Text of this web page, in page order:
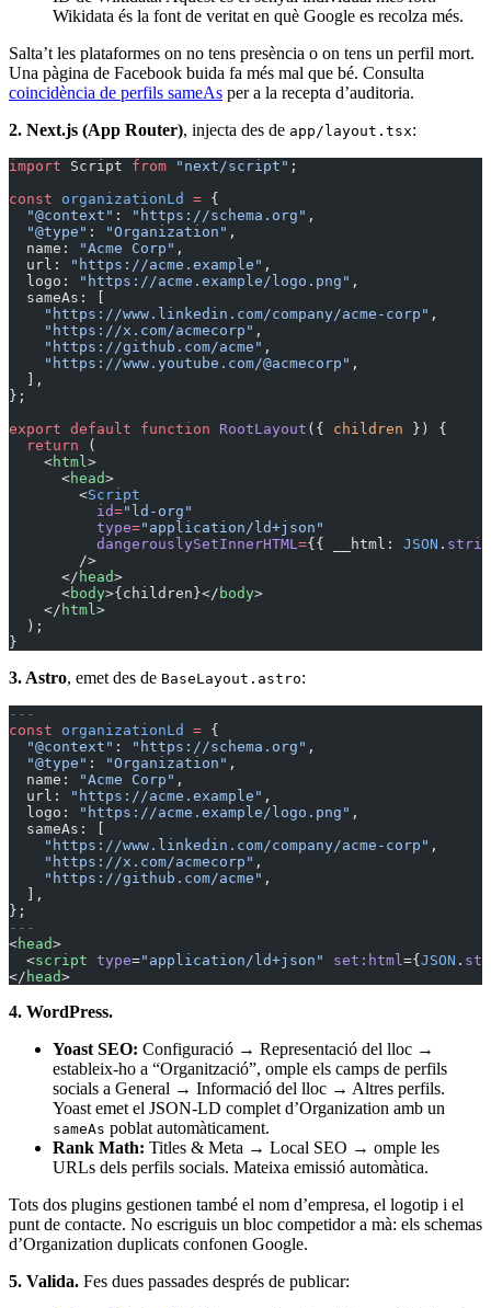
Wikidata és la font de veritat en què Google es recolza més.
Salta’t les plataformes on no tens presència o on tens un perfil mort.
Una pàgina de Facebook buida fa més mal que bé. Consulta
coincidència de perfils sameAs per a la recepta d’auditoria.
2. Next.js (App Router), injecta des de app/layout.tsx:
import Script from "next/script" ;
const organizationLd = {
  "@context"
: "https://schema.org" ,
  "@type"
: "Organization" ,
  name:
"Acme Corp" ,
  url:
"https://acme.example" ,
  logo:
"https://acme.example/logo.png" ,
  sameAs: [
    "https://www.linkedin.com/company/acme-corp"
,
    "https://x.com/acmecorp"
,
    "https://github.com/acme"
,
    "https://www.youtube.com/@acmecorp"
,
  ],
};
export default function RootLayout ({ children }) {
  return
(
    <
html>
      <
head>
        <
Script
          id
="ld-org"
          type
="application/ld+json"
          dangerouslySetInnerHTML
={{ __html: JSON .
        />
      </
head>
      <
body>{children}</ body>
    </
html>
  );
}
3. Astro, emet des de BaseLayout.astro:
---
const organizationLd = {
  "@context"
: "https://schema.org" ,
  "@type"
: "Organization" ,
  name:
"Acme Corp" ,
  url:
"https://acme.example" ,
  logo:
"https://acme.example/logo.png" ,
  sameAs: [
    "https://www.linkedin.com/company/acme-corp"
,
    "https://x.com/acmecorp"
,
    "https://github.com/acme"
,
  ],
};
---
<head>
  <
script type="application/ld+json" set:html={ JSON .
</ head>
4. WordPress.
Yoast SEO: Configuració → Representació del lloc →
estableix-ho a “Organització”, omple els camps de perfils
socials a General → Informació del lloc → Altres perfils.
Yoast emet el JSON-LD complet d’Organization amb un
sameAs poblat automàticament.
Rank Math: Titles & Meta → Local SEO → omple les
URLs dels perfils socials. Mateixa emissió automàtica.
Tots dos plugins gestionen també el nom d’empresa, el logotip i el
punt de contacte. No escriguis un bloc competidor a mà: els schemas
d’Organization duplicats confonen Google.
5. Valida. Fes dues passades després de publicar: